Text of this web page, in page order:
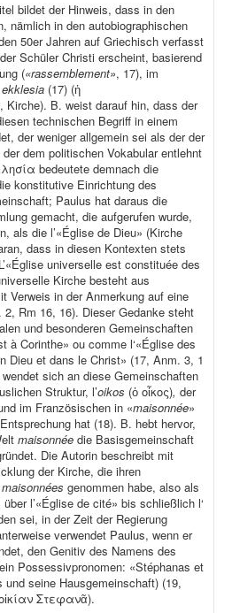
bildet der Hinweis, dass in den
nämlich in den autobiographischen
50er Jahren auf Griechisch verfasst
Schüler Christi erscheint, basierend
(«rassemblement», 17), im
ekklesia (17) (ἡ
Kirche). B. weist darauf hin, dass der
technischen Begriff in einem
der weniger allgemein sei als der der
der dem politischen Vokabular entlehnt
bedeutete demnach die
konstitutive Einrichtung des
Paulus hat daraus die
gemacht, die aufgerufen wurde,
als die l’«Église de Dieu» (Kirche
dass in diesen Kontexten stets
universelle est constituée des
Kirche besteht aus
Verweis in der Anmerkung auf eine
Rm 16, 16). Dieser Gedanke steht
und besonderen Gemeinschaften
à Corinthe» ou comme l‘«Église des
Dieu et dans le Christ» (17, Anm. 3, 1
sich an diese Gemeinschaften
Struktur, l’oikos (ὁ οἶκος), der
im Französischen in «maisonnée»
hat (18). B. hebt hervor,
maisonnée die Basisgemeinschaft
Die Autorin beschreibt mit
der Kirche, die ihren
maisonnées genommen habe, also als
l’«Église de cité» bis schließlich l‘
sei, in der Zeit der Regierung
verwendet Paulus, wenn er
den Genitiv des Namens des
Possessivpronomen: «Stéphanas et
seine Hausgemeinschaft) (19,
Στεφανᾶ).